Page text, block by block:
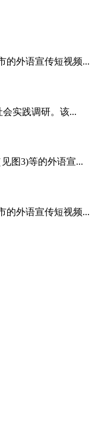
的外语宣传短视频...
实践调研。该...
图3)等的外语宣...
的外语宣传短视频...